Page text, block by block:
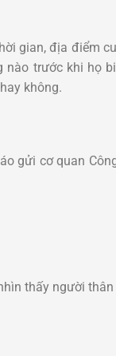
gian, địa điểm
trước khi họ
hay không.
gửi cơ quan
thấy người